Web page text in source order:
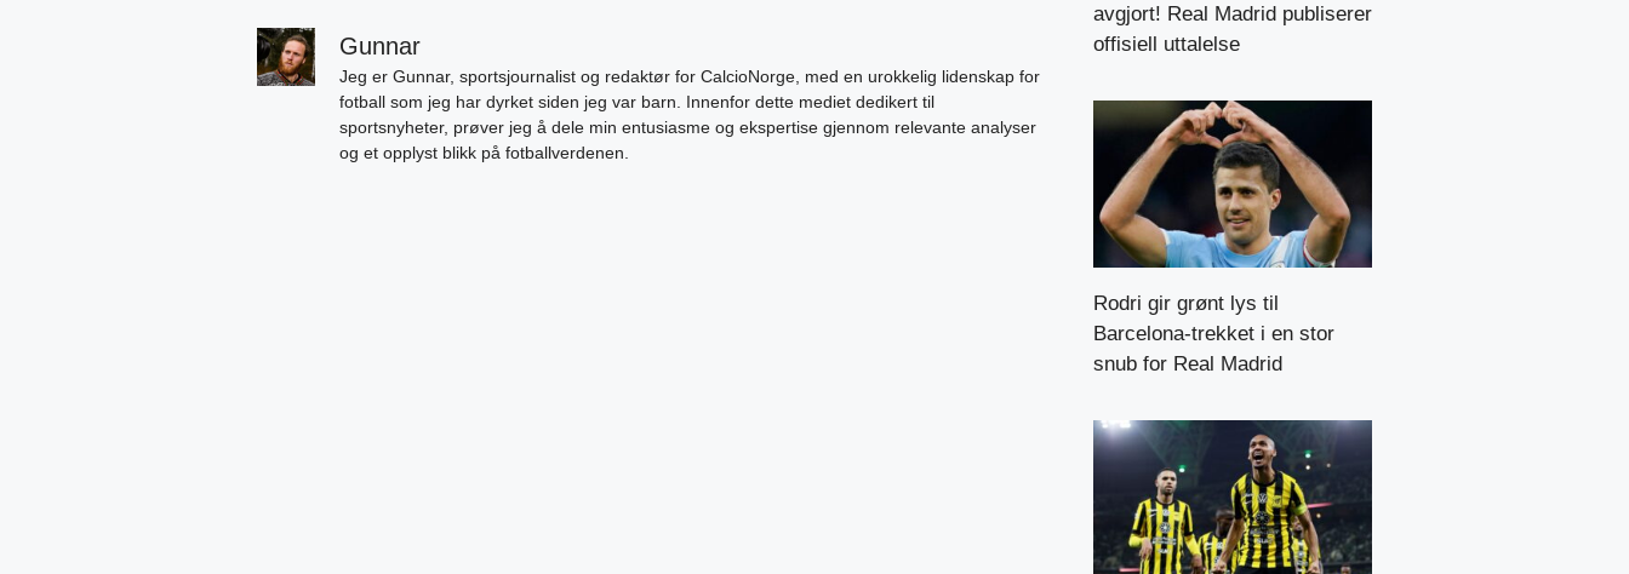
Gunnar
Jeg er Gunnar, sportsjournalist og redaktør for CalcioNorge, med en urokkelig lidenskap for
fotball som jeg har dyrket siden jeg var barn. Innenfor dette mediet dedikert til
sportsnyheter, prøver jeg å dele min entusiasme og ekspertise gjennom relevante analyser
og et opplyst blikk på fotballverdenen.
avgjort! Real Madrid publiserer
offisiell uttalelse
Rodri gir grønt lys til
Barcelona-trekket i en stor
snub for Real Madrid